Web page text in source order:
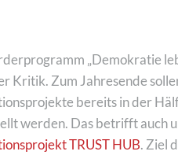
„Demokratie
Kritik. Zum Jahresende
bereits in der
werden. Das betrifft auch
TRUST HUB. Ziel